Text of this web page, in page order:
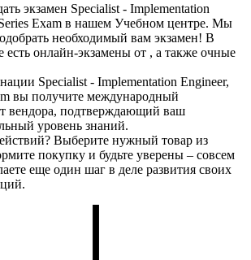
экзамен Specialist - Implementation
Exam в нашем Учебном центре. Мы
необходимый вам экзамен! В
есть онлайн-экзамены от , а также очные
Specialist - Implementation Engineer,
вы получите международный
вендора, подтверждающий ваш
уровень знаний.
Выберите нужный товар из
покупку и будьте уверены – совсем
еще один шаг в деле развития своих